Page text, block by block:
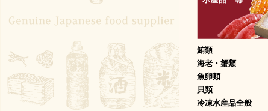
鮪類
海老・蟹類
魚卵類
貝類
冷凍水産品全般